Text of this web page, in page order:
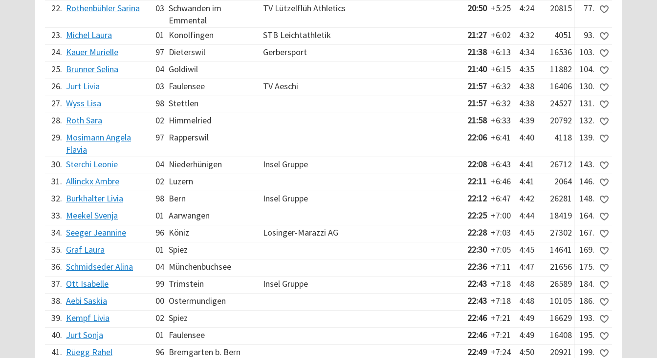
22. Rothenbühler Sarina 03 Schwanden im
Emmental
TV Lützelflüh Athletics 20:50 +5:25 4:24 20815 77.
23. Michel Laura 01 Konolfingen STB Leichtathletik 21:27 +6:02 4:32 4051
93.
24. Kauer Murielle 97 Dieterswil Gerbersport 21:38 +6:13 4:34 16536
103.
25. Brunner Selina 04 Goldiwil 21:40 +6:15 4:35 11882
104.
26. Jurt Livia 03 Faulensee TV Aeschi 21:57 +6:32 4:38 16406
130.
27. Wyss Lisa 98 Stettlen 21:57 +6:32 4:38 24527
131.
28. Roth Sara 02 Himmelried 21:58 +6:33 4:39 20792
132.
29. Mosimann Angela
Flavia
97 Rapperswil 22:06 +6:41 4:40 4118 139.
30. Sterchi Leonie 04 Niederhünigen Insel Gruppe 22:08 +6:43 4:41 26712
143.
31. Allinckx Ambre 02 Luzern 22:11 +6:46 4:41 2064
146.
32. Burkhalter Livia 98 Bern Insel Gruppe 22:12 +6:47 4:42 26281
148.
33. Meekel Svenja 01 Aarwangen 22:25 +7:00 4:44 18419
164.
34. Seeger Jeannine 96 Köniz Losinger-Marazzi AG 22:28 +7:03 4:45 27302
167.
35. Graf Laura 01 Spiez 22:30 +7:05 4:45 14641
169.
36. Schmidseder Alina 04 Münchenbuchsee 22:36 +7:11 4:47 21656
175.
37. Ott Isabelle 99 Trimstein Insel Gruppe 22:43 +7:18 4:48 26589
184.
38. Aebi Saskia 00 Ostermundigen 22:43 +7:18 4:48 10105
186.
39. Kempf Livia 02 Spiez 22:46 +7:21 4:49 16629
193.
40. Jurt Sonja 01 Faulensee 22:46 +7:21 4:49 16408
195.
41. Rüegg Rahel 96 Bremgarten b. Bern 22:49 +7:24 4:50 20921
199.